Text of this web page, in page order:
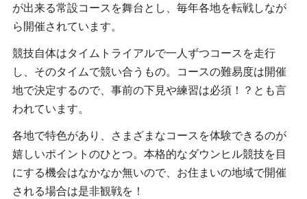
が出来る常設コースを舞台とし、毎年各地を転戦しなが
ら開催されています。
競技自体はタイムトライアルで一人ずつコースを走行
し、そのタイムで競い合うもの。コースの難易度は開催
地で決定するので、事前の下見や練習は必須！？とも言
われています。
各地で特色があり、さまざまなコースを体験できるのが
嬉しいポイントのひとつ。本格的なダウンヒル競技を目
にする機会はなかなか無いので、お住まいの地域で開催
される場合は是非観戦を！